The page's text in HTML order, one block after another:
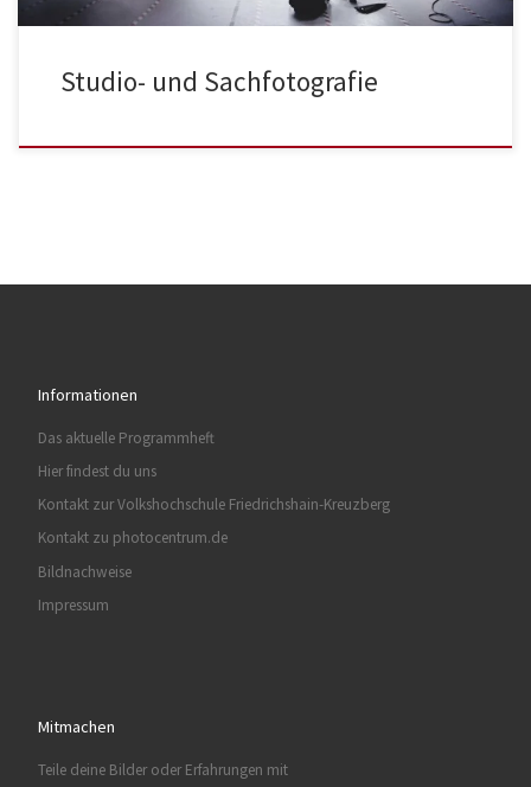
Studio- und Sachfotografie
Informationen
Das aktuelle Programmheft
Hier findest du uns
Kontakt zur Volkshochschule Friedrichshain-Kreuzberg
Kontakt zu photocentrum.de
Bildnachweise
Impressum
Mitmachen
Teile deine Bilder oder Erfahrungen mit